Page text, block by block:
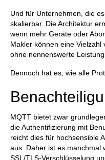
Und für Unternehmen, die
skalierbar. Die Architektur
wenn mehr Geräte oder
Makler können eine Vielzahl
ohne nennenswerte
Dennoch hat es, wie alle
MQTT bietet zwar
die Authentifizierung mit
reicht dies für hochsensible
aus. Daher ist es manchmal
SSL/TLS-Verschlüsselung